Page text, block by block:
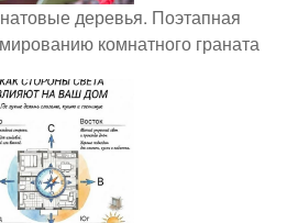
деревья. Поэтапная
комнатного граната